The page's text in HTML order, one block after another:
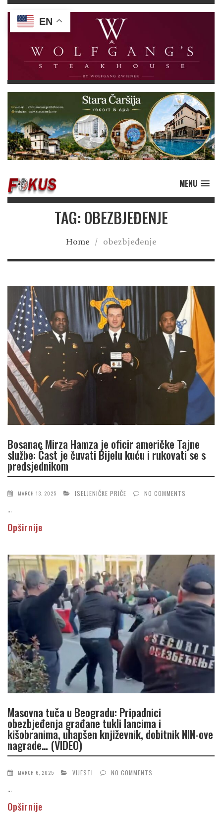
MENU
TAG: OBEZBJEĐENJE
Home / obezbjeđenje
Bosanac Mirza Hamza je oficir američke Tajne
službe: Čast je čuvati Bijelu kuću i rukovati se s
predsjednikom
MARCH 13, 2025 ISELJENIČKE PRIČE NO COMMENTS
...
Opširnije
Masovna tuča u Beogradu: Pripadnici
obezbjeđenja građane tukli lancima i
kišobranima, uhapšen književnik, dobitnik NIN-ove
nagrade… (VIDEO)
MARCH 6, 2025 VIJESTI NO COMMENTS
...
Opširnije
EN